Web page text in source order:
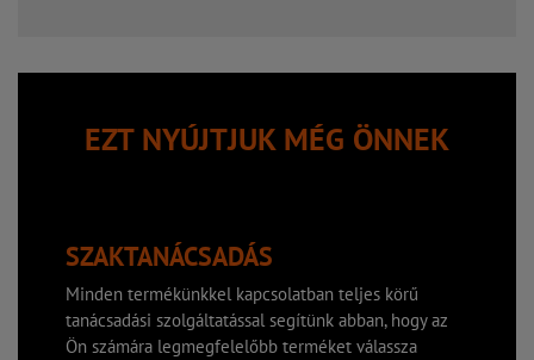
EZT NYÚJTJUK MÉG ÖNNEK
SZAKTANÁCSADÁS
Minden termékünkkel kapcsolatban teljes körű
tanácsadási szolgáltatással segítünk abban, hogy az
Ön számára legmegfelelőbb terméket válassza